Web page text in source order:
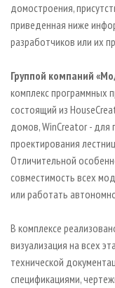
домостроения,
приведенная ниже
разработчиков или их
Группой компаний
комплекс программных
состоящий из
домов, WinCreator - для
проектирования
Отличительной
совместимость всех
или работать
В комплексе
визуализация на всех
технической
спецификациями,